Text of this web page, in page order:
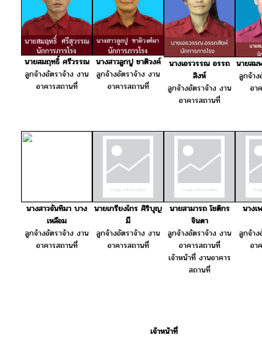
นายสมฤทธิ์ ศรีวรรณ
ลูกจ้างอัตราจ้าง งาน
อาคารสถานที่
นางสาวลูกปู ชาติวงค์
ลูกจ้างอัตราจ้าง งาน
อาคารสถานที่
นางเอรวรรณ อรรถ
สิงห์
ลูกจ้างอัตราจ้าง งาน
อาคารสถานที่
นายสม
ลูกจ้า
อา
นางสาวจันทิมา บาง
เหลือม
ลูกจ้างอัตราจ้าง งาน
อาคารสถานที่
นายเกรียงไกร ศิริบุญ
มี
ลูกจ้างอัตราจ้าง งาน
อาคารสถานที่
นายสามารถ โชติกร
จินดา
ลูกจ้างอัตราจ้าง งาน
อาคารสถานที่
เจ้าหน้าที่ งานอาคาร
สถานที่
นางเ
ลูกจ้า
อา
เจ้าหน้าที่